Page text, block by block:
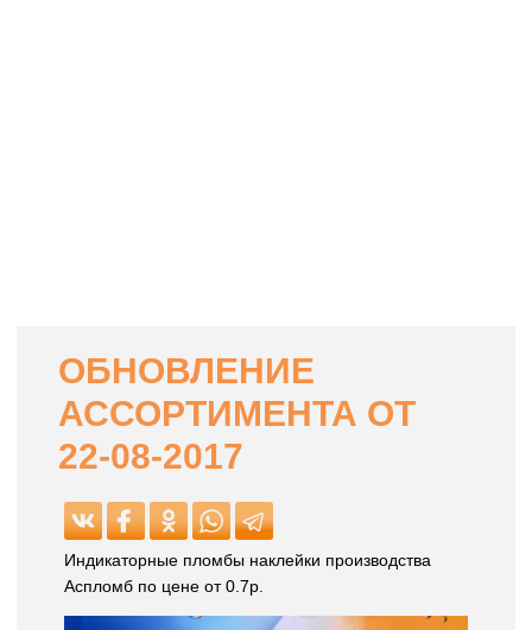
ОБНОВЛЕНИЕ
АССОРТИМЕНТА ОТ
22-08-2017
Индикаторные пломбы наклейки производства
Аспломб по цене от 0.7р.